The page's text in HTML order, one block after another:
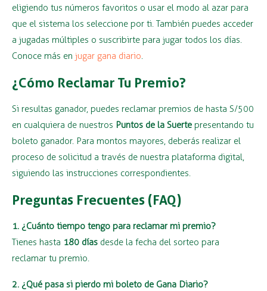
eligiendo tus números favoritos o usar el modo al azar para
que el sistema los seleccione por ti. También puedes acceder
a jugadas múltiples o suscribirte para jugar todos los días.
Conoce más en jugar gana diario.
¿Cómo Reclamar Tu Premio?
Si resultas ganador, puedes reclamar premios de hasta S/500
en cualquiera de nuestros Puntos de la Suerte presentando tu
boleto ganador. Para montos mayores, deberás realizar el
proceso de solicitud a través de nuestra plataforma digital,
siguiendo las instrucciones correspondientes.
Preguntas Frecuentes (FAQ)
1. ¿Cuánto tiempo tengo para reclamar mi premio?
Tienes hasta 180 días desde la fecha del sorteo para
reclamar tu premio.
2. ¿Qué pasa si pierdo mi boleto de Gana Diario?